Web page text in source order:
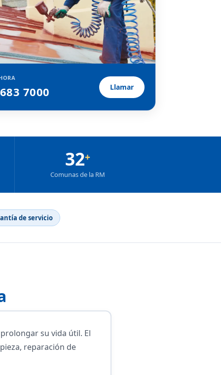
7000 Llamar
32+
Comunas de la RM
de servicio
su vida útil. El
reparación de